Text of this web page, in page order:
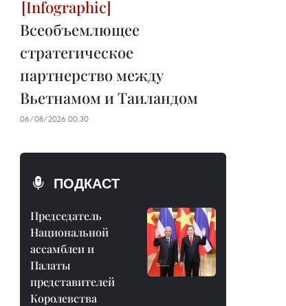
Всеобъемлющее
стратегическое
партнерство между
Вьетнамом и Таиландом
06/08/2026 00:30
ПОДКАСТ
Председатель
Национальной
ассамблеи и
Палаты
представителей
Королевства